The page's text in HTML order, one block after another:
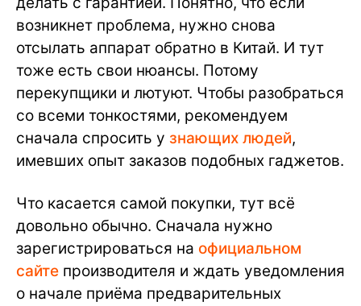
возникнет проблема, нужно снова
отсылать аппарат обратно в Китай. И тут
тоже есть свои нюансы. Потому
перекупщики и лютуют. Чтобы разобраться
со всеми тонкостями, рекомендуем
сначала спросить у знающих людей,
имевших опыт заказов подобных гаджетов.
Что касается самой покупки, тут всё
довольно обычно. Сначала нужно
зарегистрироваться на официальном
сайте производителя и ждать уведомления
о начале приёма предварительных